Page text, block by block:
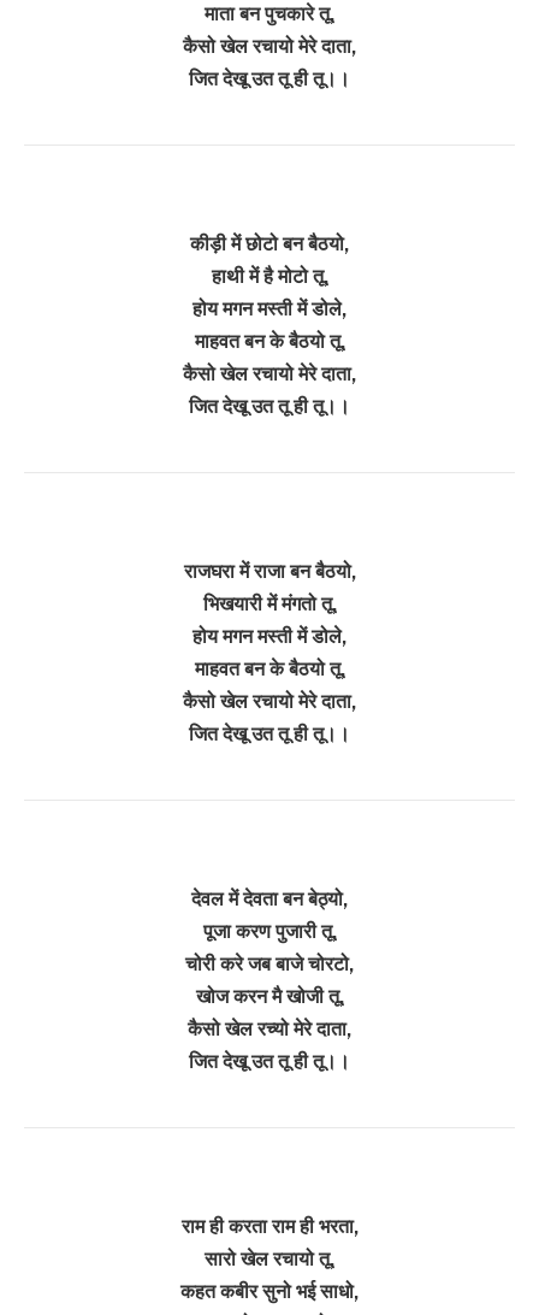
माता बन पुचकारे तू,
कैसो खेल रचायो मेरे दाता,
जित देखू उत तू ही तू।।
कीड़ी में छोटो बन बैठयो,
हाथी में है मोटो तू,
होय मगन मस्ती में डोले,
माहवत बन के बैठयो तू,
कैसो खेल रचायो मेरे दाता,
जित देखू उत तू ही तू।।
राजघरा में राजा बन बैठयो,
भिखयारी में मंगतो तू,
होय मगन मस्ती में डोले,
माहवत बन के बैठयो तू,
कैसो खेल रचायो मेरे दाता,
जित देखू उत तू ही तू।।
देवल में देवता बन बेठ्यो,
पूजा करण पुजारी तू,
चोरी करे जब बाजे चोरटो,
खोज करन मै खोजी तू,
कैसो खेल रच्यो मेरे दाता,
जित देखू उत तू ही तू।।
राम ही करता राम ही भरता,
सारो खेल रचायो तू,
कहत कबीर सुनो भई साधो,